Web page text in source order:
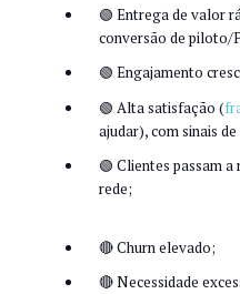
🟢 Entrega de valor
conversão de piloto/
🟢 Engajamento
🟢 Alta satisfação (
ajudar), com sinais
🟢 Clientes passam
rede;
🔴 Churn elevado;
🔴 Necessidade